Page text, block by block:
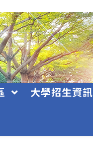
大學招生資訊